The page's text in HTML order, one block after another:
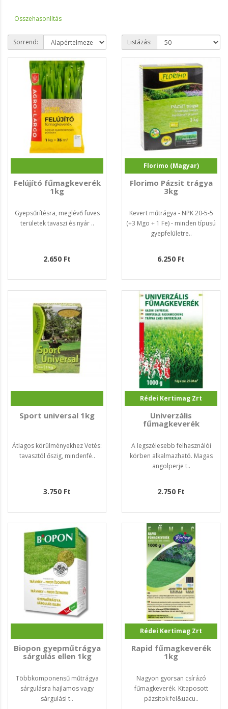
Összehasonlítás
Sorrend: Listázás:
Felújító fűmagkeverék
1kg
Gyepsűrítésra, meglévő füves
területek tavaszi és nyár ..
2.650 Ft
Florimo (Magyar)
Florimo Pázsit trágya
3kg
Kevert műtrágya - NPK 20-5-5
(+3 Mgo + 1 Fe) - minden típusú
gyepfelületre..
6.250 Ft
Sport universal 1kg
Átlagos körülményekhez Vetés:
tavasztól őszig, mindenfé..
3.750 Ft
Rédei Kertimag Zrt
Univerzális
fűmagkeverék
A legszélesebb felhasználói
körben alkalmazható. Magas
angolperje t..
2.750 Ft
Biopon gyepműtrágya
sárgulás ellen 1kg
Többkomponensű műtrágya
sárgulásra hajlamos vagy
sárgulási t..
Rédei Kertimag Zrt
Rapid fűmagkeverék
1kg
Nagyon gyorsan csírázó
fűmagkeverék. Kitaposott
pázsitok fel&uacu..